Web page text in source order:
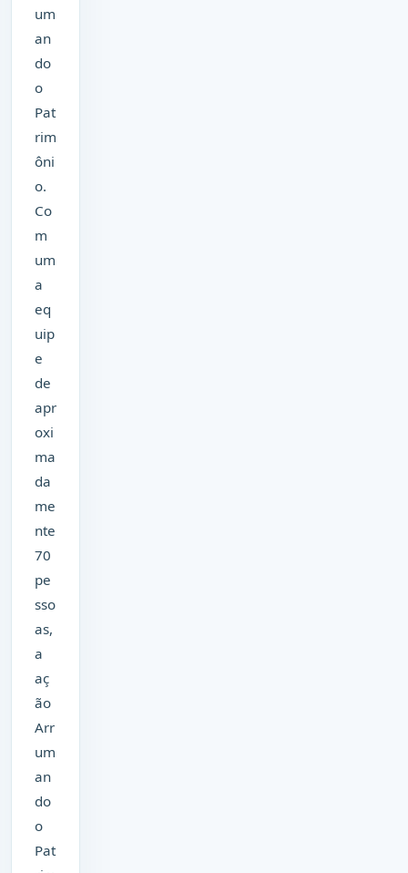
um
an
do
o
Pat
rim
ôni
o.
Co
m
um
a
eq
uip
e
de
apr
oxi
ma
da
me
nte
70
pe
sso
as,
a
aç
ão
Arr
um
an
do
o
Pat